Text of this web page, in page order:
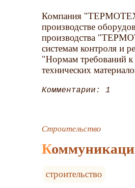
Компания "ТЕРМОТЕХ"
производстве
производства
системам контроля и
"Нормам требований к
технических
Комментарии: 1
Строительство
строительство